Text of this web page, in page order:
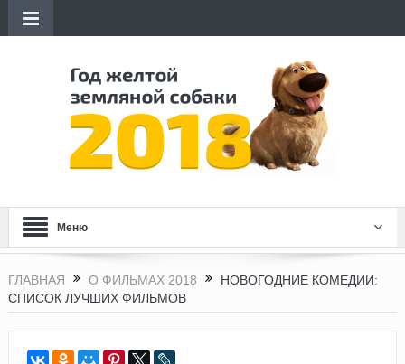
Меню
ГЛАВНАЯ О ФИЛЬМАХ 2018
НОВОГОДНИЕ КОМЕДИИ:
СПИСОК ЛУЧШИХ ФИЛЬМОВ